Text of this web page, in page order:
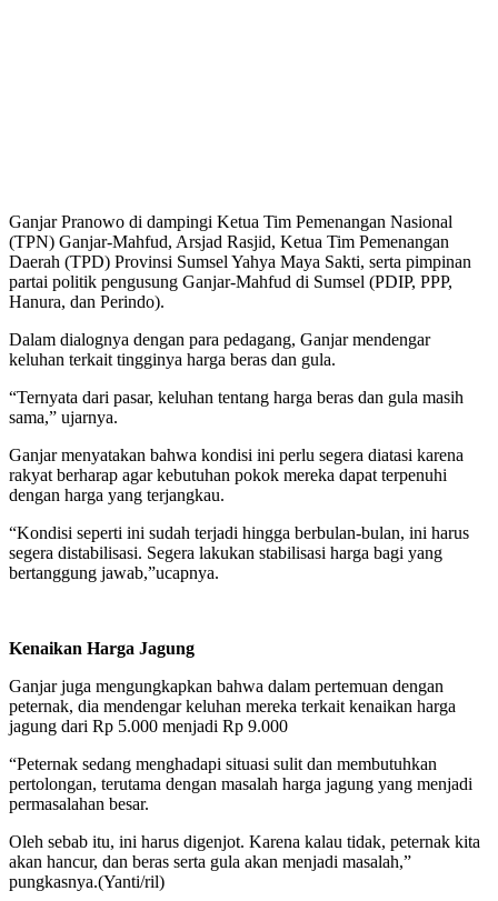
Ganjar Pranowo di dampingi Ketua Tim Pemenangan Nasional
(TPN) Ganjar-Mahfud, Arsjad Rasjid, Ketua Tim Pemenangan
Daerah (TPD) Provinsi Sumsel Yahya Maya Sakti, serta pimpinan
partai politik pengusung Ganjar-Mahfud di Sumsel (PDIP, PPP,
Hanura, dan Perindo).
Dalam dialognya dengan para pedagang, Ganjar mendengar
keluhan terkait tingginya harga beras dan gula.
“Ternyata dari pasar, keluhan tentang harga beras dan gula masih
sama,” ujarnya.
Ganjar menyatakan bahwa kondisi ini perlu segera diatasi karena
rakyat berharap agar kebutuhan pokok mereka dapat terpenuhi
dengan harga yang terjangkau.
“Kondisi seperti ini sudah terjadi hingga berbulan-bulan, ini harus
segera distabilisasi. Segera lakukan stabilisasi harga bagi yang
bertanggung jawab,”ucapnya.
Kenaikan Harga Jagung
Ganjar juga mengungkapkan bahwa dalam pertemuan dengan
peternak, dia mendengar keluhan mereka terkait kenaikan harga
jagung dari Rp 5.000 menjadi Rp 9.000
“Peternak sedang menghadapi situasi sulit dan membutuhkan
pertolongan, terutama dengan masalah harga jagung yang menjadi
permasalahan besar.
Oleh sebab itu, ini harus digenjot. Karena kalau tidak, peternak kita
akan hancur, dan beras serta gula akan menjadi masalah,”
pungkasnya.(Yanti/ril)